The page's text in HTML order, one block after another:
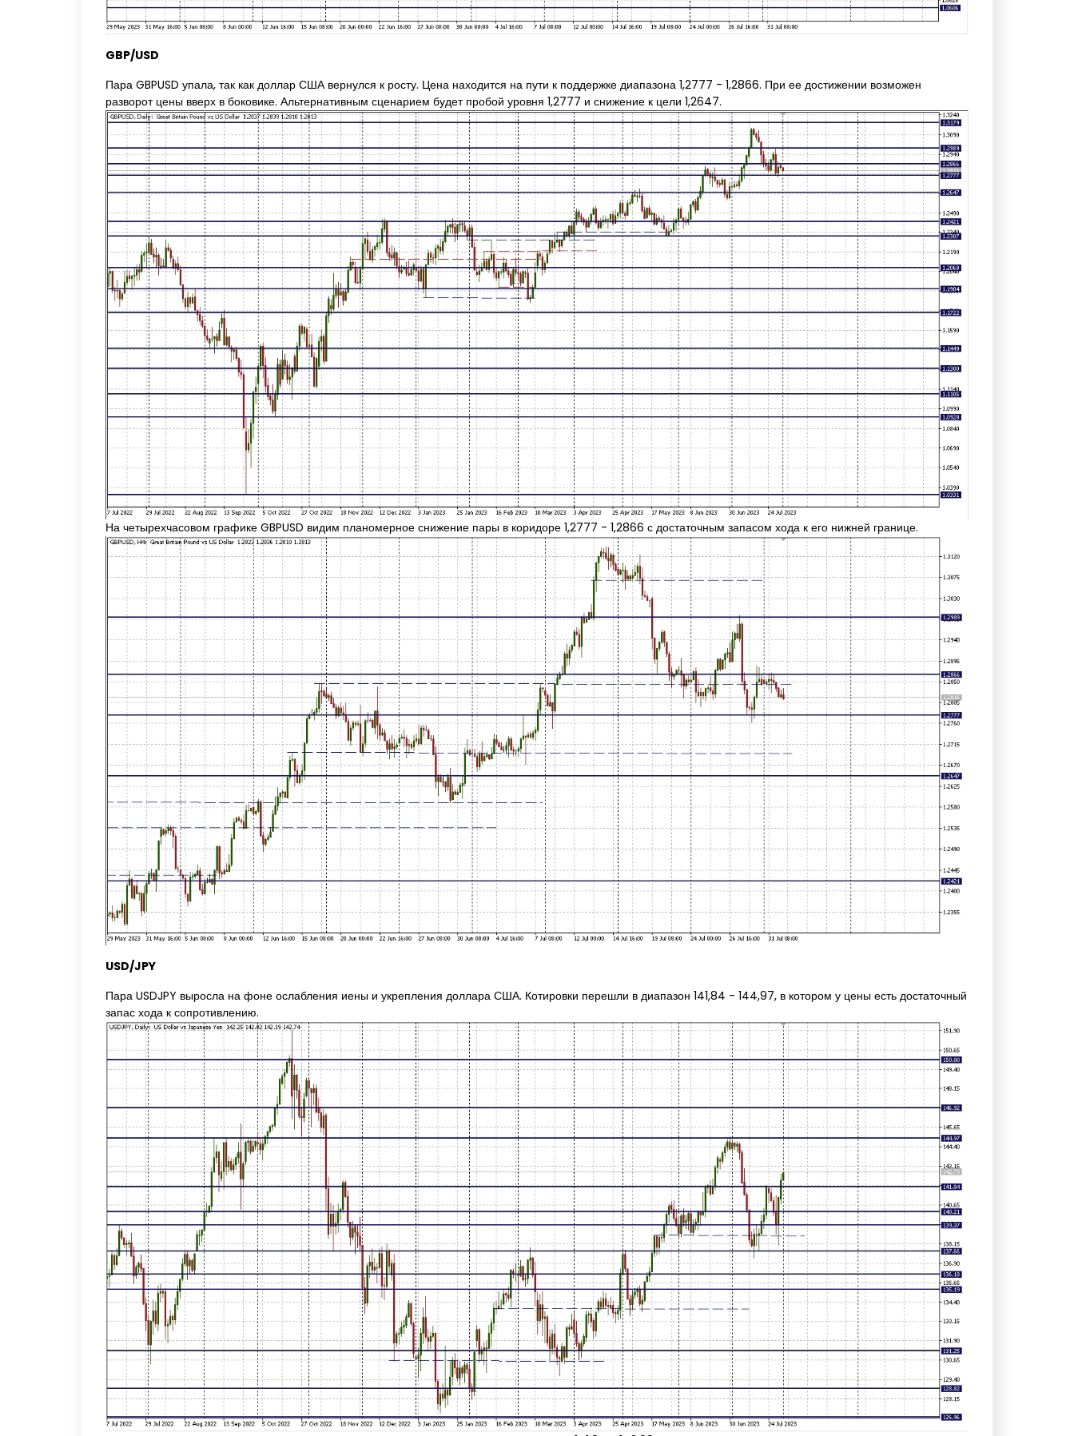
GBP/USD
Пара GBPUSD упала, так как доллар США вернулся к росту. Цена находится на пути к поддержке диапазона 1,2777 - 1,2866. При ее достижении возможен
разворот цены вверх в боковике. Альтернативным сценарием будет пробой уровня 1,2777 и снижение к цели 1,2647.
На четырехчасовом графике GBPUSD видим планомерное снижение пары в коридоре 1,2777 - 1,2866 с достаточным запасом хода к его нижней границе.
USD/JPY
Пара USDJPY выросла на фоне ослабления иены и укрепления доллара США. Котировки перешли в диапазон 141,84 - 144,97, в котором у цены есть достаточный
запас хода к сопротивлению.